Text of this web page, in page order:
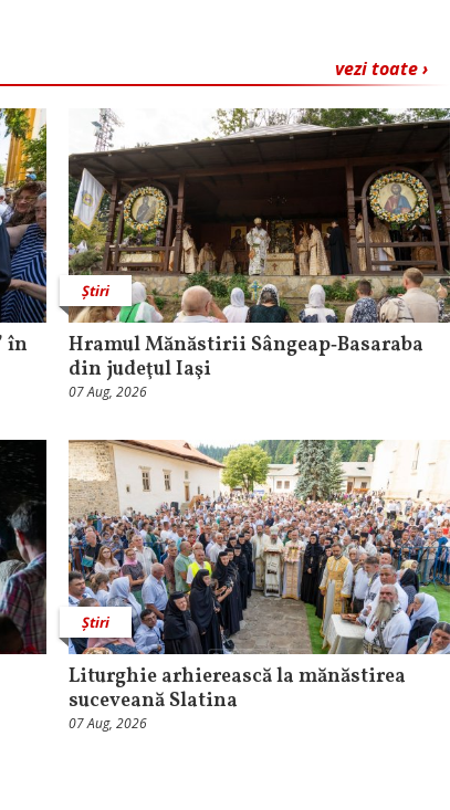
vezi toate ›
în
Știri
Hramul Mănăstirii Sângeap‑Basaraba
din judeţul Iaşi
07 Aug, 2026
Știri
Liturghie arhierească la mănăstirea
suceveană Slatina
07 Aug, 2026